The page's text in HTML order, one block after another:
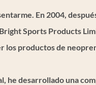
En 2004,
Sports Products
los productos de
he desarrollado una